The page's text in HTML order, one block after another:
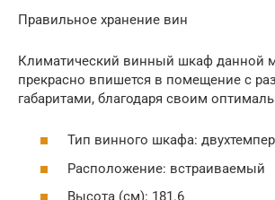
Правильное хранение вин
Климатический винный шкаф данной
прекрасно впишется в помещение с
габаритами, благодаря своим
Тип винного шкафа:
Расположение: встраиваемый
Высота (см): 181.6